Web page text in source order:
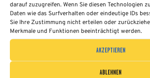
darauf zuzugreifen. Wenn Sie diesen Technologien
Daten wie das Surfverhalten oder eindeutige IDs
Sie Ihre Zustimmung nicht erteilen oder
Merkmale und Funktionen beeinträchtigt werden.
AKZEPTIEREN
ABLEHNEN
GRUSSWORT UNSERES